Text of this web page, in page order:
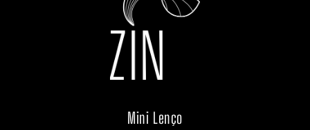
Mini Lenço